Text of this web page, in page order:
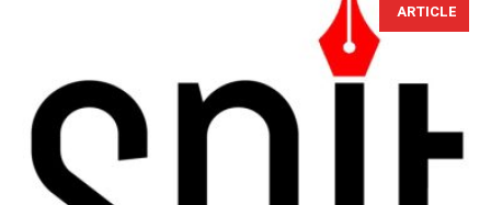
ARTICLE